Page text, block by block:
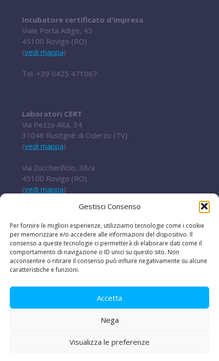
Gestisci Consenso
Per fornire le migliori esperienze, utilizziamo tecnologie come i cookie
per memorizzare e/o accedere alle informazioni del dispositivo. Il
consenso a queste tecnologie ci permetterà di elaborare dati come il
comportamento di navigazione o ID unici su questo sito. Non
acconsentire o ritirare il consenso può influire negativamente su alcune
caratteristiche e funzioni.
Accetta
Nega
Visualizza le preferenze
Incubatore certificato d'impresa
Viale Porta Adige, 45
45100 Rovigo (RO)
(vedi mappa)
Tel. +39 0425 471067
Laboratori CERT
Via Pezza Alta, 34
31046 Rustignè di Oderzo (TV)
(vedi mappa)
Via Zuccherificio, 38/a
45100 Rovigo (RO)
(vedi mappa)
+ 39 0422 852016
cert@t2i.it
Codice Fiscale / Partita IVA 04636360267
Organismo di ricerca Reg.UE 651/2014
Avvisi e bandi
con noi|PEC|La nostra newsletter